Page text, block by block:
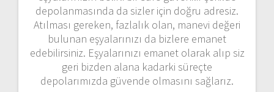
depolanmasında da sizler için doğru adresiz.
Atılması gereken, fazlalık olan, manevi değeri
bulunan eşyalarınızı da bizlere emanet
edebilirsiniz. Eşyalarınızı emanet olarak alıp siz
geri bizden alana kadarki süreçte
depolarımızda güvende olmasını sağlarız.